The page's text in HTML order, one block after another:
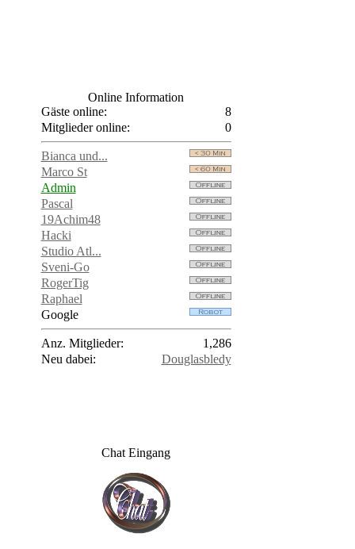
Online Information
Gäste online:
8
Mitglieder online:
0
Bianca und...
Marco St
Admin
Pascal
19Achim48
Hacki
Studio Atl...
Sveni-Go
RogerTig
Raphael
Google
Anz. Mitglieder:
1,286
Neu dabei:
Douglasbledy
Chat Eingang